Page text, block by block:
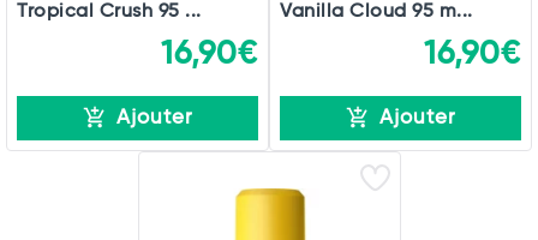
Tropical Crush 95 ...
16,90€
Ajouter
Vanilla Cloud 95 m...
16,90€
Ajouter